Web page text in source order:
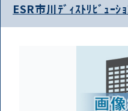
ESR市川ﾃﾞｨｽﾄﾘﾋﾞｭｰｼ